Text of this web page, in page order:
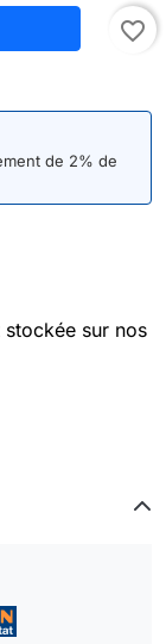
favorite_border
de 2% de
sur nos